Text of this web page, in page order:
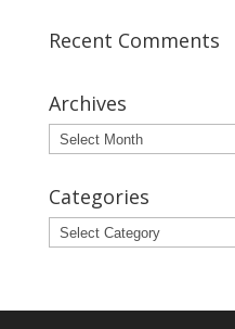
Recent Comments
Archives
Archives
Categories
Categories